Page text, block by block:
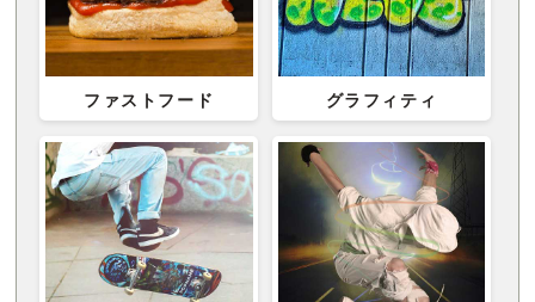
ファストフード グラフィティ